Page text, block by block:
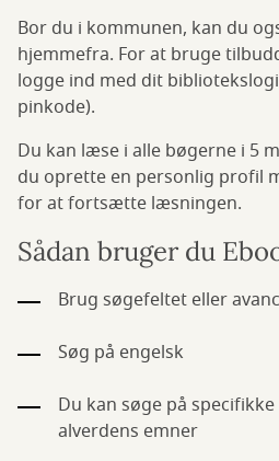
Bor du i kommunen, kan du
hjemmefra. For at bruge
logge ind med dit
pinkode).
Du kan læse i alle bøgerne i 5
du oprette en personlig profil
for at fortsætte læsningen.
Sådan bruger du
Brug søgefeltet eller
Søg på engelsk
Du kan søge på
alverdens emner